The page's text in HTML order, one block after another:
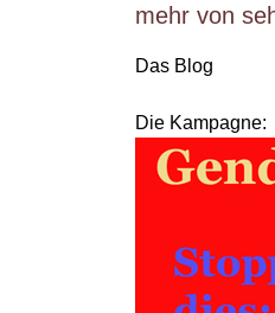
mehr von
Das Blog
Die Kampagne: